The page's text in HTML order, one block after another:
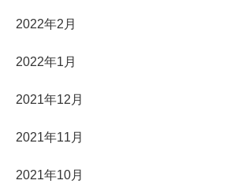
2022年2月
2022年1月
2021年12月
2021年11月
2021年10月